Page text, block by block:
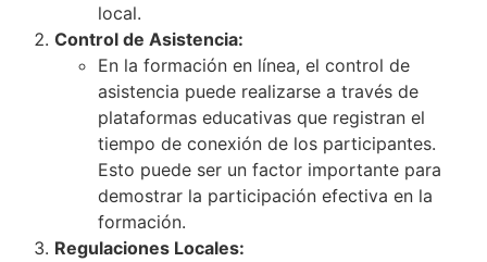
local.
Control de Asistencia:
En la formación en línea, el control de
asistencia puede realizarse a través de
plataformas educativas que registran el
tiempo de conexión de los participantes.
Esto puede ser un factor importante para
demostrar la participación efectiva en la
formación.
Regulaciones Locales: